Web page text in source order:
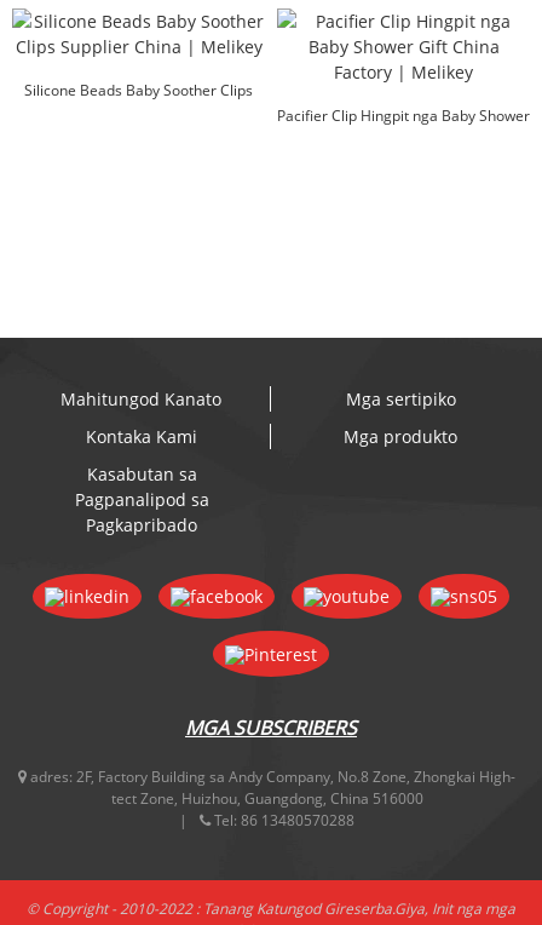
Silicone Beads Baby Soother Clips
Pacifier Clip Hingpit nga Baby Shower
Mahitungod Kanato
Mga sertipiko
Kontaka Kami
Mga produkto
Kasabutan sa
Pagpanalipod sa
Pagkapribado
MGA SUBSCRIBERS
adres: 2F, Factory Building sa Andy Company, No.8 Zone, Zhongkai High-
tect Zone, Huizhou, Guangdong, China 516000
Tel: 86 13480570288
© Copyright - 2010-2022 : Tanang Katungod Gireserba.Giya, Init nga mga